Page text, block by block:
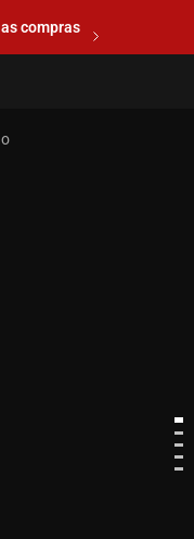
compras